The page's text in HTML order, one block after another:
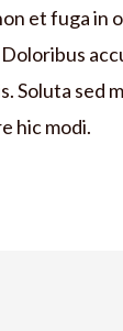
et fuga in
Soluta sed
hic modi.